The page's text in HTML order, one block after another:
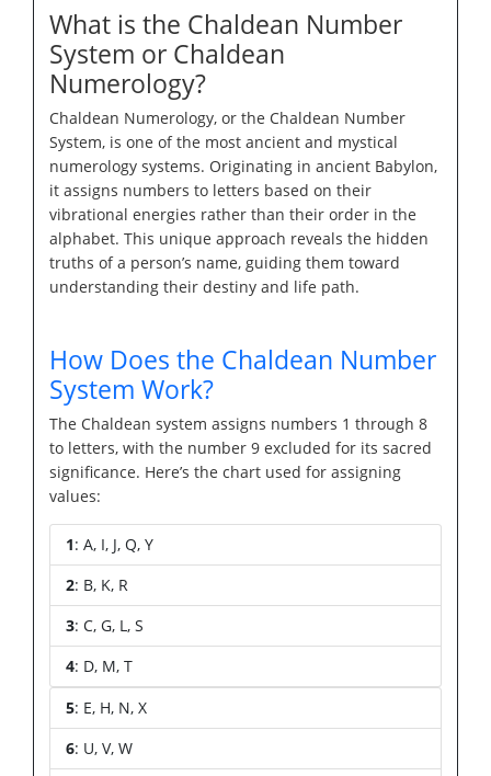
What is the Chaldean Number
System or Chaldean
Numerology?
Chaldean Numerology, or the Chaldean Number
System, is one of the most ancient and mystical
numerology systems. Originating in ancient Babylon,
it assigns numbers to letters based on their
vibrational energies rather than their order in the
alphabet. This unique approach reveals the hidden
truths of a person’s name, guiding them toward
understanding their destiny and life path.
How Does the Chaldean Number
System Work?
The Chaldean system assigns numbers 1 through 8
to letters, with the number 9 excluded for its sacred
significance. Here’s the chart used for assigning
values:
1: A, I, J, Q, Y
2: B, K, R
3: C, G, L, S
4: D, M, T
5: E, H, N, X
6: U, V, W